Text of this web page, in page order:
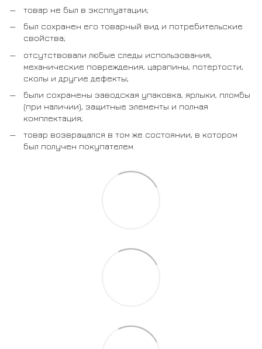
товар не был в эксплуатации;
был сохранен его товарный вид и потребительские
свойства;
отсутствовали любые следы использования,
механические повреждения, царапины, потертости,
сколы и другие дефекты;
были сохранены заводская упаковка, ярлыки, пломбы
(при наличии), защитные элементы и полная
комплектация;
товар возвращался в том же состоянии, в котором
был получен покупателем.